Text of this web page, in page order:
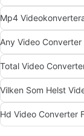
Mp4
Any Video Converter
Total Video
Vilken Som Helst
Hd Video Converter